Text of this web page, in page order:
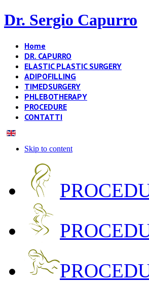
Dr. Sergio Capurro
Home
DR. CAPURRO
ELASTIC PLASTIC SURGERY
ADIPOFILLING
TIMEDSURGERY
PHLEBOTHERAPY
PROCEDURE
CONTATTI
Skip to content